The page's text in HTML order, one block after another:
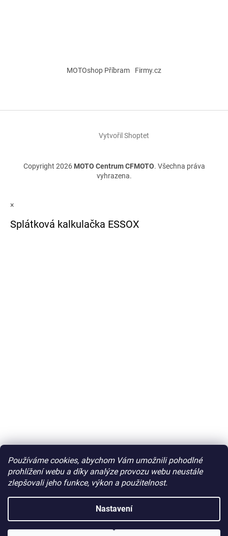
Používáme cookies, abychom Vám umožnili pohodlné
prohlížení webu a díky analýze provozu webu neustále
zlepšovali jeho funkce, výkon a použitelnost.
Nastavení
MOTOshop Příbram Firmy.cz
Vytvořil Shoptet
Copyright 2026 MOTO Centrum CFMOTO. Všechna práva
vyhrazena.
×
Splátková kalkulačka ESSOX